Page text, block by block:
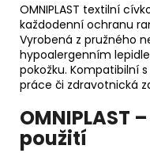
OMNIPLAST textilní
každodenní ochranu
Vyrobená z pružného
hypoalergenním
pokožku. Kompatibilní
práce či zdravotnická
OMNIPLAST
použití